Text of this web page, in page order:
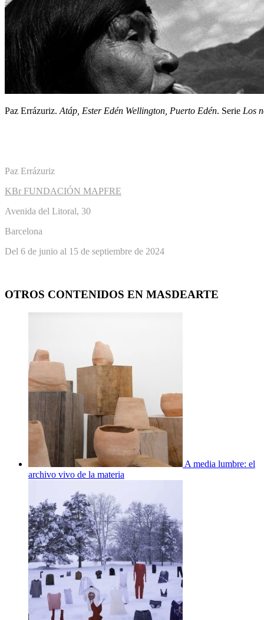
Paz Errázuriz. Atáp, Ester Edén Wellington, Puerto Edén. Serie Los
Paz Errázuriz
KBr FUNDACIÓN MAPFRE
Avenida del Litoral, 30
Barcelona
Del 6 de junio al 15 de septiembre de 2024
OTROS CONTENIDOS EN MASDEARTE
A media lumbre: el
archivo vivo de la materia